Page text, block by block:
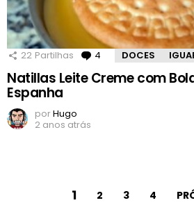
22 Partilhas 4 Comentários
DOCES
Natillas Leite Creme com
Espanha
porHugo
2 anos atrás
1 2 3 4